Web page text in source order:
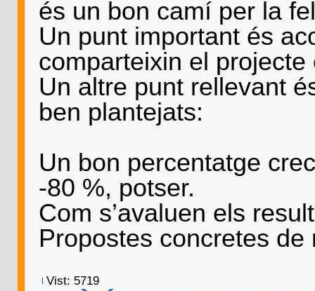
és un bon camí per la
Un punt important és
comparteixin el projecte
Un altre punt rellevant
ben plantejats:
Un bon percentatge
-80 %, potser.
Com s’avaluen els
Propostes concretes de
Vist: 5719